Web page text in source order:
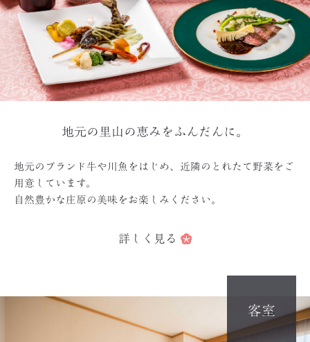
地元の里山の恵みをふんだんに。
地元のブランド牛や川魚をはじめ、近隣のとれたて野菜をご
用意しています。
自然豊かな庄原の美味をお楽しみください。
詳しく見る
客室